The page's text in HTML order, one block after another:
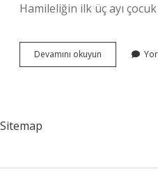
Hamileliğin ilk üç ayı
Devamını okuyun Bioderma
Ürünleri
Sitemap